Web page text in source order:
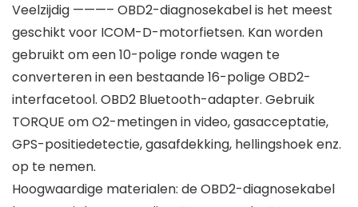
Veelzijdig ———– OBD2-diagnosekabel is het meest
geschikt voor ICOM-D-motorfietsen. Kan worden
gebruikt om een 10-polige ronde wagen te
converteren in een bestaande 16-polige OBD2-
interfacetool. OBD2 Bluetooth-adapter. Gebruik
TORQUE om O2-metingen in video, gasacceptatie,
GPS-positiedetectie, gasafdekking, hellingshoek enz.
op te nemen.
Hoogwaardige materialen: de OBD2-diagnosekabel